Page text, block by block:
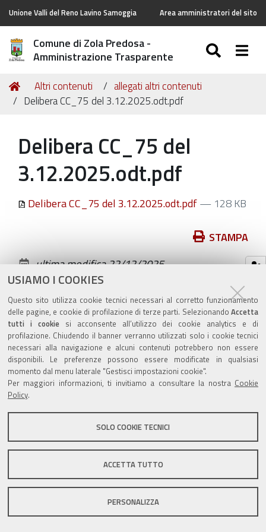
USIAMO I COOKIES
Questo sito utilizza cookie tecnici necessari al corretto funzionamento
delle pagine, e cookie di profilazione di terze parti. Selezionando Accetta
tutti i cookiesi acconsente all’utilizzo dei cookie analytics e di
profilazione. Chiudendo il banner verranno utilizzati solo i cookie tecnici
necessari alla navigazione e alcuni contenuti potrebbero non essere
disponibili. Le preferenze possono essere modificate in qualsiasi
momento dal menu laterale "Gestisci impostazioni cookie".
Per maggiori informazioni, ti invitiamo a consultare la nostra Cookie
Policy.
SOLO COOKIE TECNICI
ACCETTA TUTTO
PERSONALIZZA
Unione Valli del Reno Lavino Samoggia Area amministratori del sito
Comune di Zola Predosa -
Amministrazione Trasparente
Tu
sei
Home
Altri contenuti
allegati altri contenuti
Delibera CC_75 del 3.12.2025.odt.pdf
Delibera CC_75 del
3.12.2025.odt.pdf
Delibera CC_75 del 3.12.2025.odt.pdf— 128 KB
documento
STAMPA
ultima modifica22/12/2025
Valuta questo sito
Sito istituzionale Comune di Zola Predosa
Privacy policy|DPO|Accessibilità